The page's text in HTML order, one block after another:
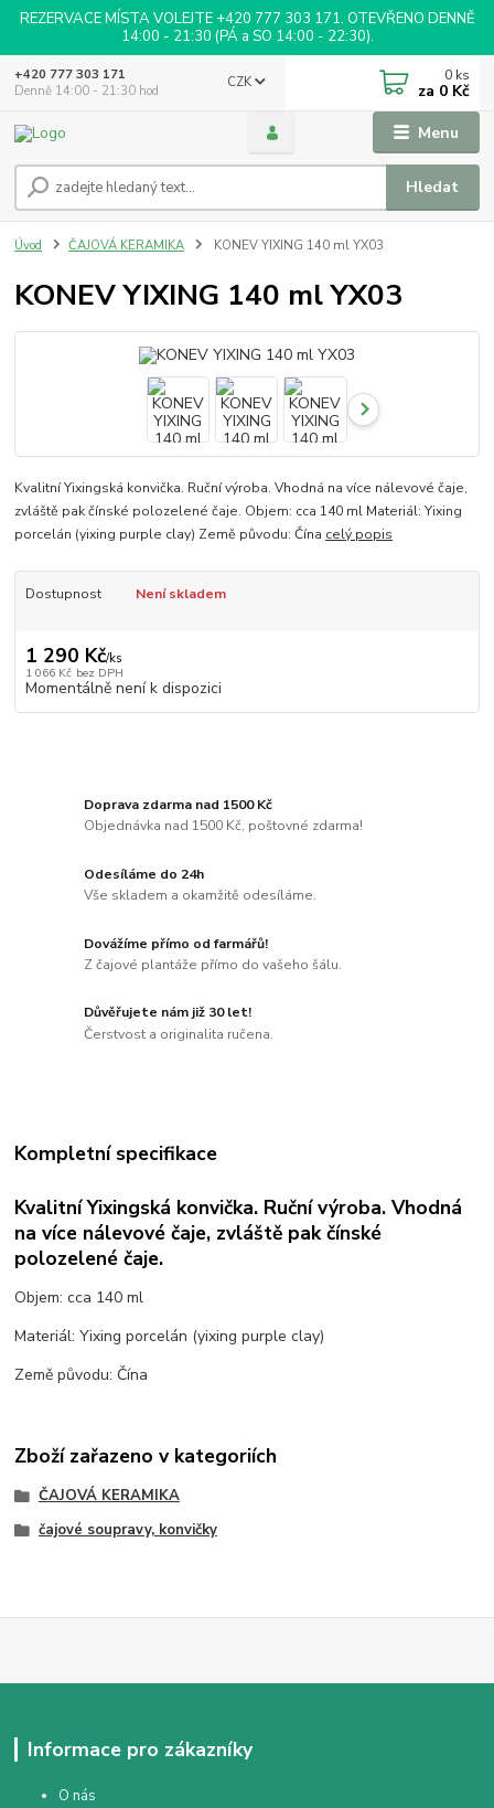
REZERVACE MÍSTA VOLEJTE +420 777 303 171. OTEVŘENO DENNĚ
14:00 - 21:30 (PÁ a SO 14:00 - 22:30).
Menu
CZK
Hledat
+420 777 303 171
Denně 14:00 - 21:30 hod
0 ks
za 0 Kč
Úvod ČAJOVÁ KERAMIKA KONEV YIXING 140 ml YX03
KONEV YIXING 140 ml YX03
Kvalitní Yixingská konvička. Ruční výroba. Vhodná na více nálevové čaje,
zvláště pak čínské polozelené čaje. Objem: cca 140 ml Materiál: Yixing
porcelán (yixing purple clay) Země původu: Čína celý popis
Dostupnost Není skladem
1 290 Kč/ks
1 066 Kč bez DPH
Momentálně není k dispozici
Doprava zdarma nad 1500 Kč
Objednávka nad 1500 Kč, poštovné zdarma!
Odesíláme do 24h
Vše skladem a okamžitě odesíláme.
Dovážíme přímo od farmářů!
Z čajové plantáže přímo do vašeho šálu.
Důvěřujete nám již 30 let!
Čerstvost a originalita ručena.
Kompletní specifikace
Kvalitní Yixingská konvička. Ruční výroba. Vhodná
na více nálevové čaje, zvláště pak čínské
polozelené čaje.
Objem: cca 140 ml
Materiál: Yixing porcelán (yixing purple clay)
Země původu: Čína
Zboží zařazeno v kategoriích
ČAJOVÁ KERAMIKA
čajové soupravy, konvičky
Informace pro zákazníky
O nás